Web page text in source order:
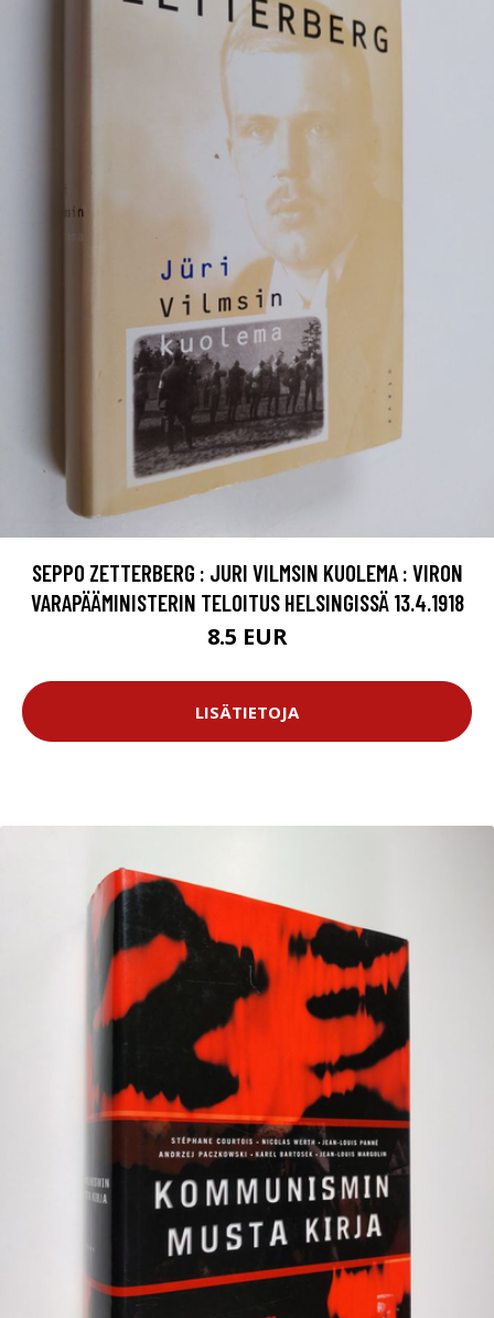
SEPPO ZETTERBERG : JURI VILMSIN KUOLEMA : VIRON
VARAPÄÄMINISTERIN TELOITUS HELSINGISSÄ 13.4.1918
8.5 EUR
LISÄTIETOJA